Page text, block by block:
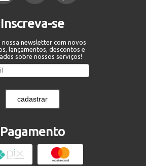
Inscreva-se
nossa newsletter com novos
lançamentos, descontos e
sobre nossos serviços!
cadastrar
Pagamento